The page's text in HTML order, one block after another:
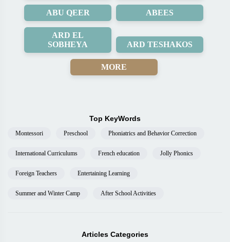
ABU QEER ABEES
ARD EL
SOBHEYA
ARD TESHAKOS
MORE
Top KeyWords
Montessori Preschool Phoniatrics and Behavior Correction
International Curriculums French education Jolly Phonics
Foreign Teachers Entertaining Learning
Summer and Winter Camp After School Activities
Articles Categories